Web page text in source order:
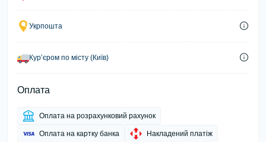
Укрпошта
Курʼєром по місту (Київ)
Оплата
Оплата на розрахунковий рахунок
Оплата на картку банка Накладений платіж